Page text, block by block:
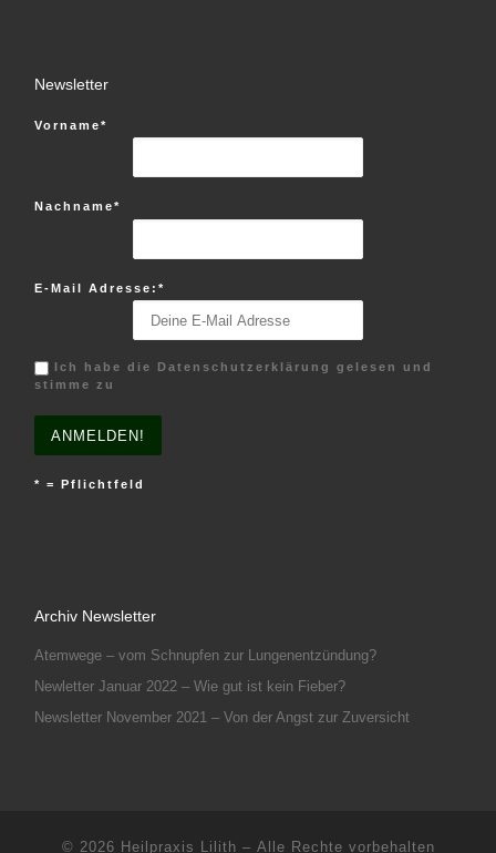
Newsletter
Vorname*
Nachname*
E-Mail Adresse:*
Ich habe die Datenschutzerklärung gelesen und
stimme zu
* = Pflichtfeld
Archiv Newsletter
Atemwege – vom Schnupfen zur Lungenentzündung?
Newletter Januar 2022 – Wie gut ist kein Fieber?
Newsletter November 2021 – Von der Angst zur Zuversicht
© 2026 Heilpraxis Lilith – Alle Rechte vorbehalten